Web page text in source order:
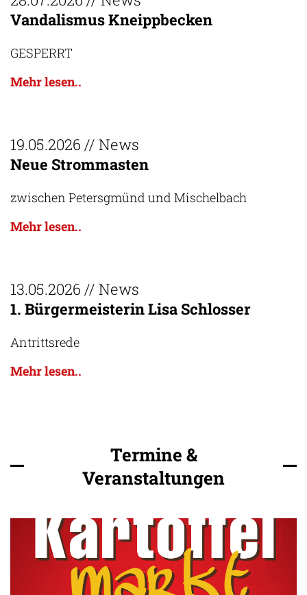
Vandalismus Kneippbecken
GESPERRT
Mehr lesen..
19.05.2026 // News
Neue Strommasten
zwischen Petersgmünd und Mischelbach
Mehr lesen..
13.05.2026 // News
1. Bürgermeisterin Lisa Schlosser
Antrittsrede
Mehr lesen..
Termine &
Veranstaltungen